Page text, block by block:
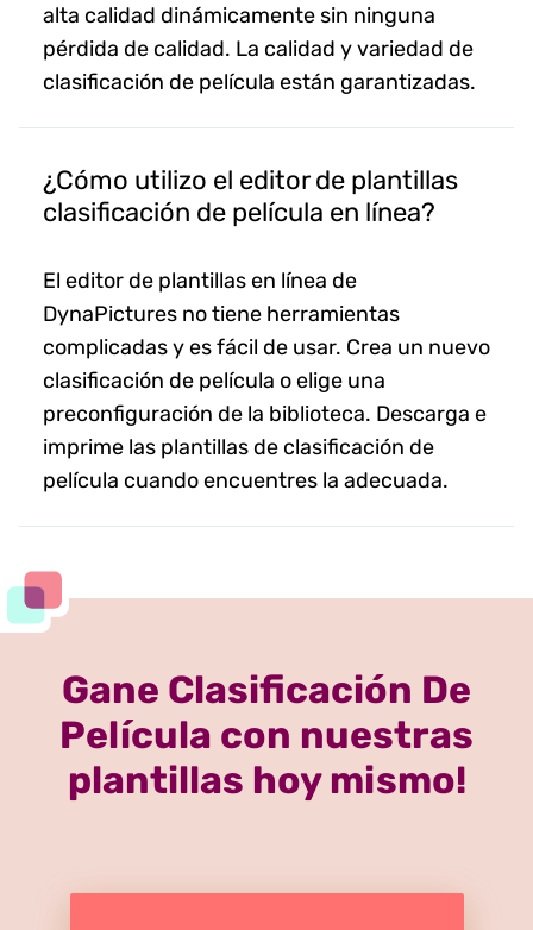
alta calidad dinámicamente sin ninguna
pérdida de calidad. La calidad y variedad de
clasificación de película están garantizadas.
¿Cómo utilizo el editor de plantillas
clasificación de película en línea?
El editor de plantillas en línea de
DynaPictures no tiene herramientas
complicadas y es fácil de usar. Crea un nuevo
clasificación de película o elige una
preconfiguración de la biblioteca. Descarga e
imprime las plantillas de clasificación de
película cuando encuentres la adecuada.
Gane Clasificación De
Película con nuestras
plantillas hoy mismo!